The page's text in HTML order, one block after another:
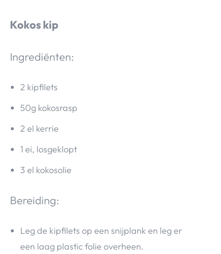
Kokos kip
Ingrediënten:
2 kipfilets
50g kokosrasp
2 el kerrie
1 ei, losgeklopt
3 el kokosolie
Bereiding:
Leg de kipfilets op een snijplank en leg er
een laag plastic folie overheen.